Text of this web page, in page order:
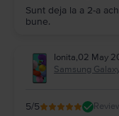
Sunt deja la a 2-a
bune.
Ionita,02 May
Samsung
5/5